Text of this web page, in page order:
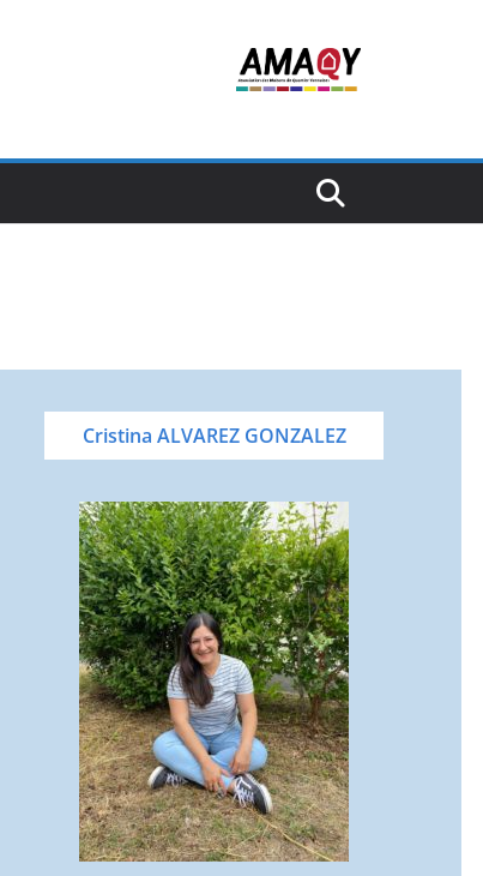
Cristina ALVAREZ GONZALEZ